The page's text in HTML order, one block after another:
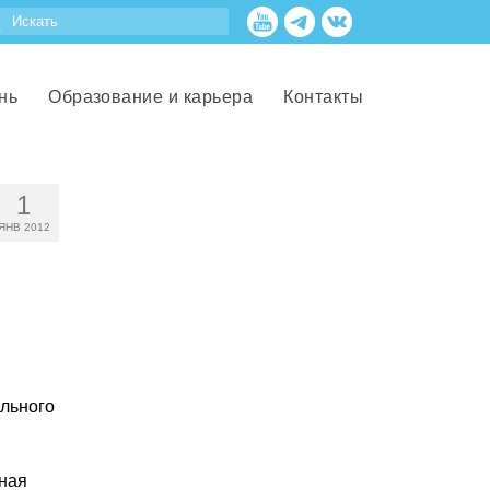
Образование и карьера Контакты
1
2012